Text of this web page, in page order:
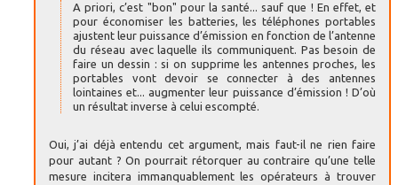
A priori, c’est "bon" pour la santé... sauf que ! En effet, et
pour économiser les batteries, les téléphones portables
ajustent leur puissance d’émission en fonction de l’antenne
du réseau avec laquelle ils communiquent. Pas besoin de
faire un dessin : si on supprime les antennes proches, les
portables vont devoir se connecter à des antennes
lointaines et... augmenter leur puissance d’émission ! D’où
un résultat inverse à celui escompté.
Oui, j’ai déjà entendu cet argument, mais faut-il ne rien faire
pour autant ? On pourrait rétorquer au contraire qu’une telle
mesure incitera immanquablement les opérateurs à trouver